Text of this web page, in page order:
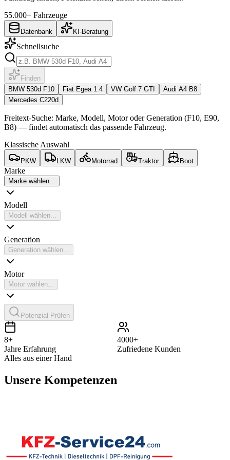
55.000+ Fahrzeuge
Datenbank KI-Beratung
Schnellsuche
Finden
BMW 530d F10
Fiat Egea 1.4 VW Golf 7 GTI
Audi A4 B8
Mercedes C220d
Freitext-Suche: Marke, Modell, Motor oder Generation (F10, E90,
B8) — findet automatisch das passende Fahrzeug.
Klassische Auswahl
PKW LKW Motorrad Traktor Boot
Marke
Marke wählen...
Modell
Modell wählen...
Generation
Generation wählen...
Motor
Motor wählen...
Potenzial Prüfen
8+
Jahre Erfahrung
4000+
Zufriedene Kunden
Alles aus einer Hand
Unsere Kompetenzen